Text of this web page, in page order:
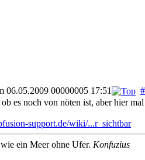
06.05.2009 00000005 17:51
es noch von nöten ist, aber hier
support.de/wiki/...r_sichtbar
ein Meer ohne Ufer. Konfuzius